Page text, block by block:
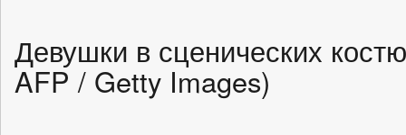
Девушки в сценических
AFP / Getty Images)